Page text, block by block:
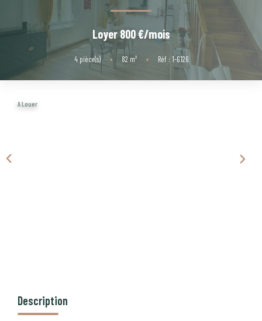
GÉRER
SYNDIC
Loyer 800 €/mois
4pièce(s) • 82 m² • Réf : 1-G126
A Louer
Description